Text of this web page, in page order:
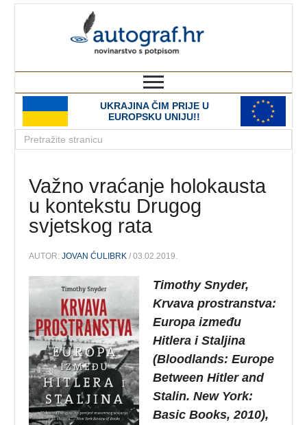
UKRAJINA ČIM PRIJE U
EUROPSKU UNIJU!!
Važno vraćanje holokausta
u kontekstu Drugog
svjetskog rata
AUTOR:JOVAN ĆULIBRK / 03.02.2019.
Timothy Snyder,
Krvava prostranstva:
Europa između
Hitlera i Staljina
(Bloodlands: Europe
Between Hitler and
Stalin. New York:
Basic Books, 2010),